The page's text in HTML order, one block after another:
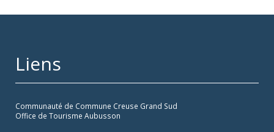
Liens
Communauté de Commune Creuse Grand Sud
Office de Tourisme Aubusson